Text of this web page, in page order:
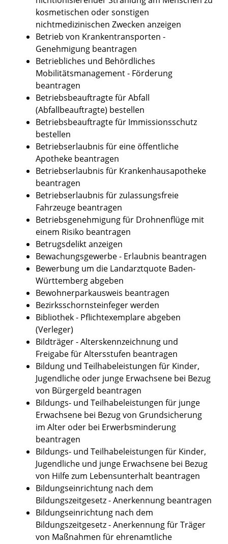
kosmetischen oder sonstigen
nichtmedizinischen Zwecken anzeigen
Betrieb von Krankentransporten -
Genehmigung beantragen
Betriebliches und Behördliches
Mobilitätsmanagement - Förderung
beantragen
Betriebsbeauftragte für Abfall
(Abfallbeauftragte) bestellen
Betriebsbeauftragte für Immissionsschutz
bestellen
Betriebserlaubnis für eine öffentliche
Apotheke beantragen
Betriebserlaubnis für Krankenhausapotheke
beantragen
Betriebserlaubnis für zulassungsfreie
Fahrzeuge beantragen
Betriebsgenehmigung für Drohnenflüge mit
einem Risiko beantragen
Betrugsdelikt anzeigen
Bewachungsgewerbe - Erlaubnis beantragen
Bewerbung um die Landarztquote Baden-
Württemberg abgeben
Bewohnerparkausweis beantragen
Bezirksschornsteinfeger werden
Bibliothek - Pflichtexemplare abgeben
(Verleger)
Bildträger - Alterskennzeichnung und
Freigabe für Altersstufen beantragen
Bildung und Teilhabeleistungen für Kinder,
Jugendliche oder junge Erwachsene bei Bezug
von Bürgergeld beantragen
Bildungs- und Teilhabeleistungen für junge
Erwachsene bei Bezug von Grundsicherung
im Alter oder bei Erwerbsminderung
beantragen
Bildungs- und Teilhabeleistungen für Kinder,
Jugendliche und junge Erwachsene bei Bezug
von Hilfe zum Lebensunterhalt beantragen
Bildungseinrichtung nach dem
Bildungszeitgesetz - Anerkennung beantragen
Bildungseinrichtung nach dem
Bildungszeitgesetz - Anerkennung für Träger
von Maßnahmen für ehrenamtliche